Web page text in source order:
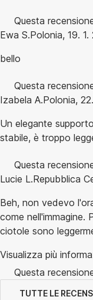
Questa
Ewa S.Polonia, 19. 1.
bello
Questa
Izabela A.Polonia,
Un elegante
stabile, è troppo
Questa
Lucie L.Repubblica
Beh, non vedevo
come nell'immagine.
ciotole sono
Visualizza più
Questa
TUTTE LE